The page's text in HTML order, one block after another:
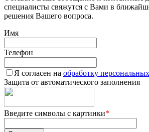
специалисты свяжутся с Вами в
решения Вашего вопроса.
Имя
Телефон
Я согласен на обработку
Защита от автоматического заполнения
Введите символы с картинки*